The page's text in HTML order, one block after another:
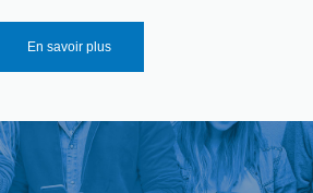
En savoir plus